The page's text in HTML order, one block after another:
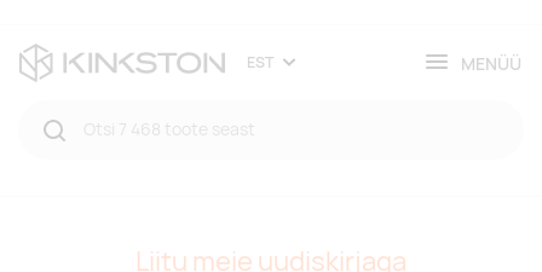
EST MENÜÜ
Liitu meie uudiskirjaga